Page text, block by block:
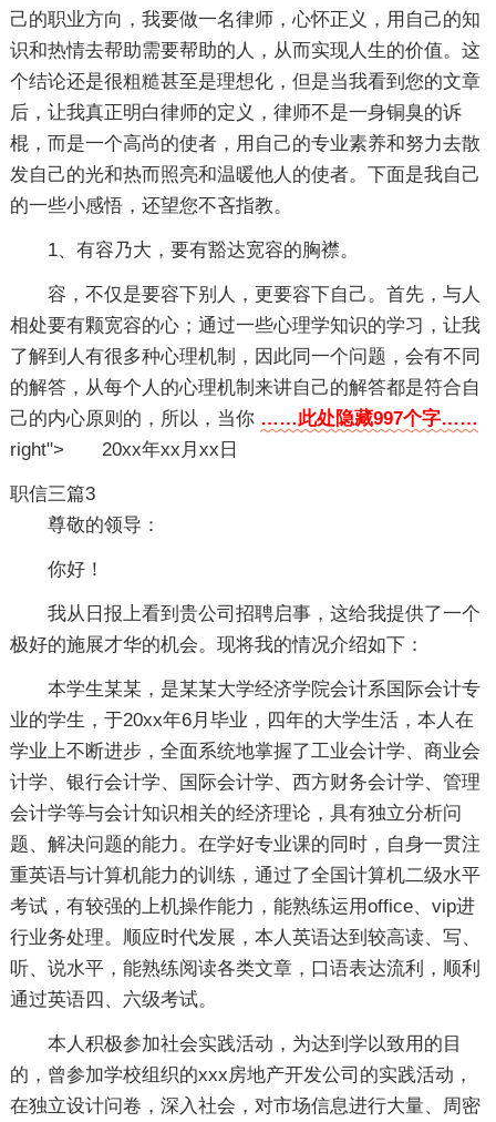
己的职业方向，我要做一名律师，心怀正义，用自己的知
识和热情去帮助需要帮助的人，从而实现人生的价值。这
个结论还是很粗糙甚至是理想化，但是当我看到您的文章
后，让我真正明白律师的定义，律师不是一身铜臭的诉
棍，而是一个高尚的使者，用自己的专业素养和努力去散
发自己的光和热而照亮和温暖他人的使者。下面是我自己
的一些小感悟，还望您不吝指教。
1、有容乃大，要有豁达宽容的胸襟。
容，不仅是要容下别人，更要容下自己。首先，与人
相处要有颗宽容的心；通过一些心理学知识的学习，让我
了解到人有很多种心理机制，因此同一个问题，会有不同
的解答，从每个人的心理机制来讲自己的解答都是符合自
己的内心原则的，所以，当你 ……此处隐藏997个字……
right"> 20xx年xx月xx日
职信三篇3
尊敬的领导：
你好！
我从日报上看到贵公司招聘启事，这给我提供了一个
极好的施展才华的机会。现将我的情况介绍如下：
本学生某某，是某某大学经济学院会计系国际会计专
业的学生，于20xx年6月毕业，四年的大学生活，本人在
学业上不断进步，全面系统地掌握了工业会计学、商业会
计学、银行会计学、国际会计学、西方财务会计学、管理
会计学等与会计知识相关的经济理论，具有独立分析问
题、解决问题的能力。在学好专业课的同时，自身一贯注
重英语与计算机能力的训练，通过了全国计算机二级水平
考试，有较强的上机操作能力，能熟练运用office、vip进
行业务处理。顺应时代发展，本人英语达到较高读、写、
听、说水平，能熟练阅读各类文章，口语表达流利，顺利
通过英语四、六级考试。
本人积极参加社会实践活动，为达到学以致用的目
的，曾参加学校组织的xxx房地产开发公司的实践活动，
在独立设计问卷，深入社会，对市场信息进行大量、周密